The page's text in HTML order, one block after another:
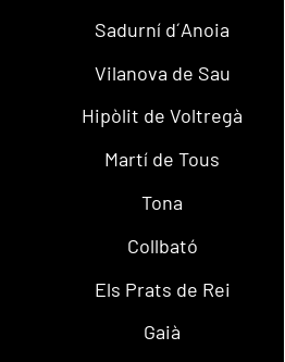
Sadurní d´Anoia
Vilanova de Sau
Hipòlit de Voltregà
Martí de Tous
Tona
Collbató
Els Prats de Rei
Gaià